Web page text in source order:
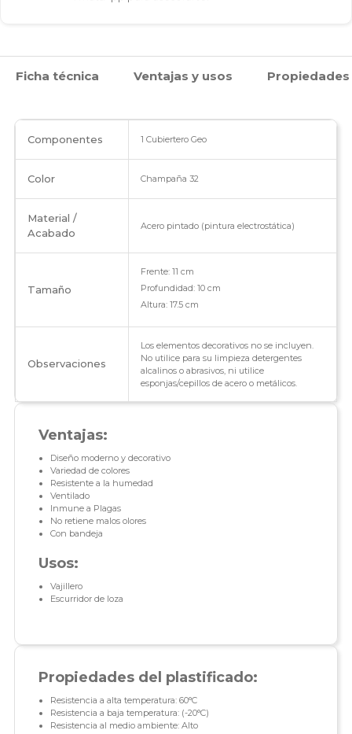
Ficha técnica Ventajas y usos Propiedades
Componentes 1 Cubiertero Geo
Color Champaña 32
Material /
Acabado
Acero pintado (pintura electrostática)
Tamaño
Frente: 11 cm
Profundidad: 10 cm
Altura: 17.5 cm
Observaciones
Los elementos decorativos no se incluyen.
No utilice para su limpieza detergentes
alcalinos o abrasivos, ni utilice
esponjas/cepillos de acero o metálicos.
Ventajas:
Diseño moderno y decorativo
Variedad de colores
Resistente a la humedad
Ventilado
Inmune a Plagas
No retiene malos olores
Con bandeja
Usos:
Vajillero
Escurridor de loza
Propiedades del plastificado:
Resistencia a alta temperatura: 60°C
Resistencia a baja temperatura: (-20°C)
Resistencia al medio ambiente: Alto